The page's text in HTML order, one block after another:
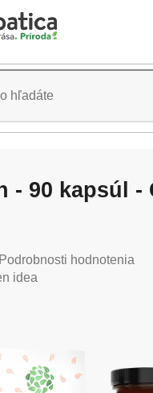
- 90 kapsúl -
Podrobnosti hodnotenia
idea